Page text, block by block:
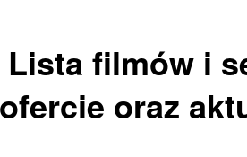
Listafilmów i
oraz